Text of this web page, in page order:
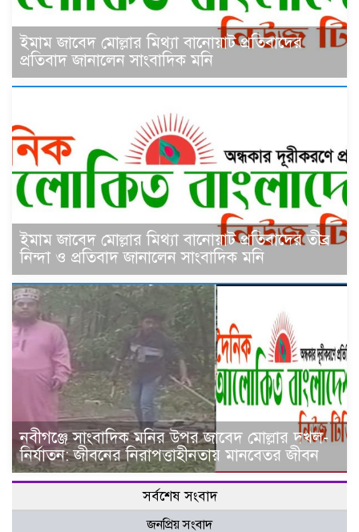
ইমাম জাবেদ মোল্লার মিথ্যা বানোয়াট প্রতিবাদের
প্রতিবাদ জানালেন সাংবাদিক মনি
ইমাম জাবেদ মোল্লার মিথ্যা বানোয়াট প্রতিবাদের তীব্র
নিন্দা ও প্রতিবাদ জানালেন সাংবাদিক মনি
নবীগঞ্জে সাংবাদিক মনির উপর জাবেদ মোল্লার দখল-
নির্যাতন: জীবনের নিরাপত্তাহীনতায় মানবেতর জীবন
সর্বশেষ সংবাদ
জনপ্রিয় সংবাদ